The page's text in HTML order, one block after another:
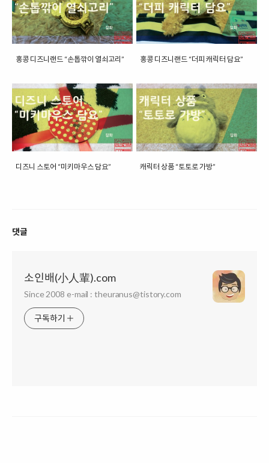
홍콩 디즈니랜드 “손톱깎이 열쇠고리” 홍콩 디즈니랜드 “더피 캐릭터 담요”
디즈니 스토어 “미키마우스 담요” 캐릭터 상품 “토토로 가방”
댓글
소인배(小人輩).com
Since 2008 e-mail : theuranus@tistory.com
구독하기